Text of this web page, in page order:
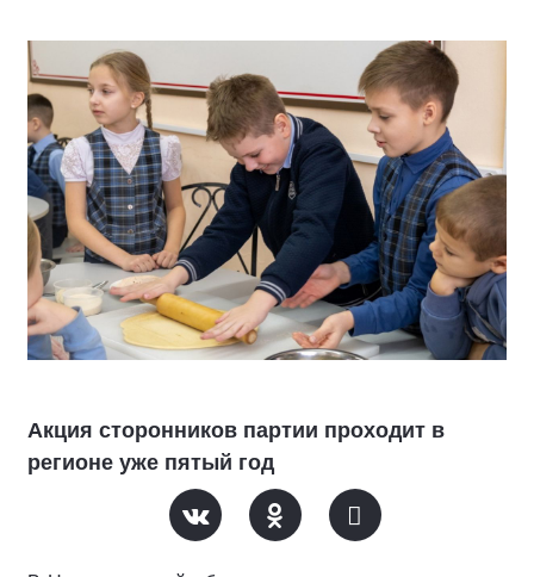
Акция сторонников партии проходит в
регионе уже пятый год